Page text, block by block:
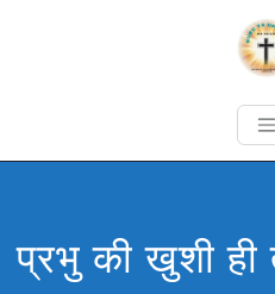
प्रभु की खुशी ही